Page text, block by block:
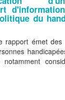
d'information
du
rapport émet